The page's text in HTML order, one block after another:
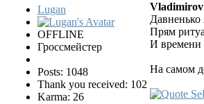
Lugan
OFFLINE
Гроссмейстер
Posts: 1048
Thank you received: 102
Karma: 26
Давненько
Прям
И времени
На самом